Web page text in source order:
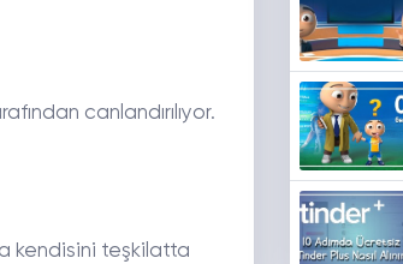
canlandırılıyor.
kendisini teşkilatta